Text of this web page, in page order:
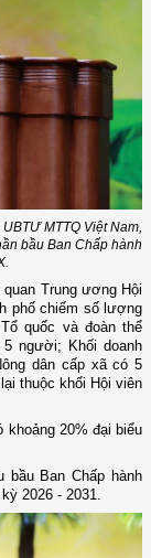
MTTQ Việt Nam,
bầu Ban Chấp hành
Trung ương Hội
phố chiếm số lượng
quốc và đoàn thể
người; Khối doanh
dân cấp xã có 5
thuộc khối Hội viên
khoảng 20% đại biểu
bầu Ban Chấp hành
2026 - 2031.